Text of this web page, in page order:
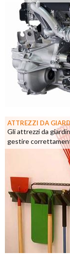
ATTREZZI DA
Gli attrezzi da
gestire